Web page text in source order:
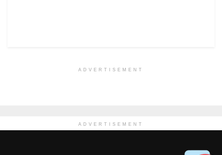
ADVERTISEMENT
ADVERTISEMENT